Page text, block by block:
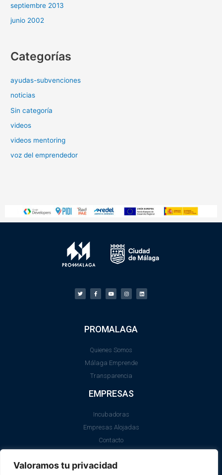
Valoramos tu privacidad
septiembre 2013
junio 2002
Categorías
ayudas-subvenciones
noticias
Sin categoría
videos
videos mentoring
voz del emprendedor
PROMALAGA
Quienes Somos
Málaga Emprende
Transparencia
EMPRESAS
Incubadoras
Empresas Alojadas
Contacto